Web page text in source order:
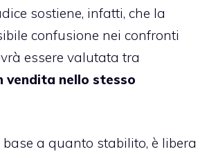
sostiene, infatti, che la
confusione nei confronti
essere valutata tra
vendita nello stesso
a quanto stabilito, è libera